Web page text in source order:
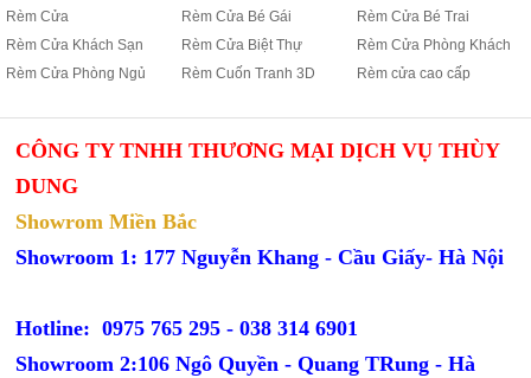
Rèm Cửa
Rèm Cửa Bé Gái
Rèm Cửa Bé Trai
Rèm Cửa Khách Sạn
Rèm Cửa Biệt Thự
Rèm Cửa Phòng Khách
Rèm Cửa Phòng Ngủ
Rèm Cuốn Tranh 3D Rèm cửa cao cấp
CÔNG TY TNHH THƯƠNG MẠI DỊCH VỤ THÙY
DUNG
Showrom Miền Bắc
Showroom 1: 177 Nguyễn Khang - Cầu Giấy- Hà Nội
Hotline: 0975 765 295 -038 314 6901
Showroom 2:106 Ngô Quyền - Quang TRung - Hà